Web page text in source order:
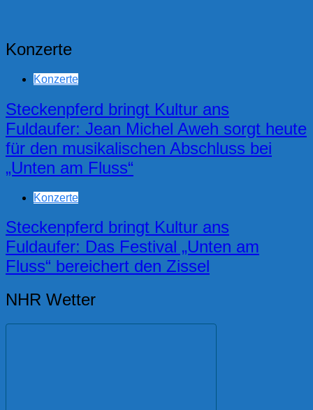
Konzerte
Konzerte
Steckenpferd bringt Kultur ans
Fuldaufer: Jean Michel Aweh sorgt heute
für den musikalischen Abschluss bei
„Unten am Fluss“
Konzerte
Steckenpferd bringt Kultur ans
Fuldaufer: Das Festival „Unten am
Fluss“ bereichert den Zissel
NHR Wetter